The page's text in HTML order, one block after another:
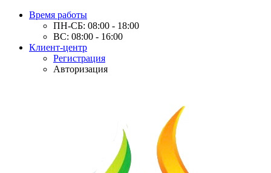
Время работы
ПН-СБ: 08:00 - 18:00
ВС: 08:00 - 16:00
Клиент-центр
Регистрация
Авторизация